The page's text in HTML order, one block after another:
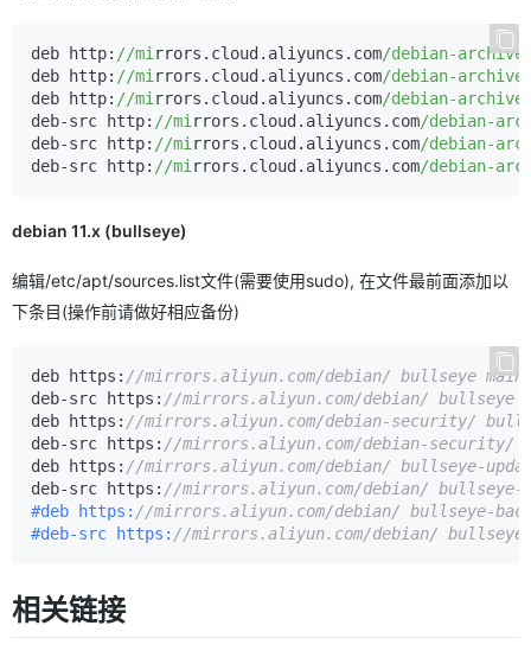
deb http: //mi rrors.cloud.aliyuncs.com/debian-
deb http: //mi rrors.cloud.aliyuncs.com/debian-
deb http: //mi rrors.cloud.aliyuncs.com/debian-
deb-src http: //mi rrors.cloud.aliyuncs.com/debian-
deb-src http: //mi rrors.cloud.aliyuncs.com/debian-
deb-src http: //mi rrors.cloud.aliyuncs.com/debian-
debian 11.x (bullseye)
编辑/etc/apt/sources.list文件(需要使用sudo), 在文件最前面添加以
下条目(操作前请做好相应备份)
deb https : //mirrors.aliyun.com/debian/ bullseye
deb-src https : //mirrors.aliyun.com/debian/ bullseye
deb https : //mirrors.aliyun.com/debian-security/
deb-src https : //mirrors.aliyun.com/debian-security/
deb https : //mirrors.aliyun.com/debian/ bullseye-
deb-src https : //mirrors.aliyun.com/debian/ bullseye-
#deb https: //mirrors.aliyun.com/debian/ bullseye-
#deb-src https: //mirrors.aliyun.com/debian/
相关链接